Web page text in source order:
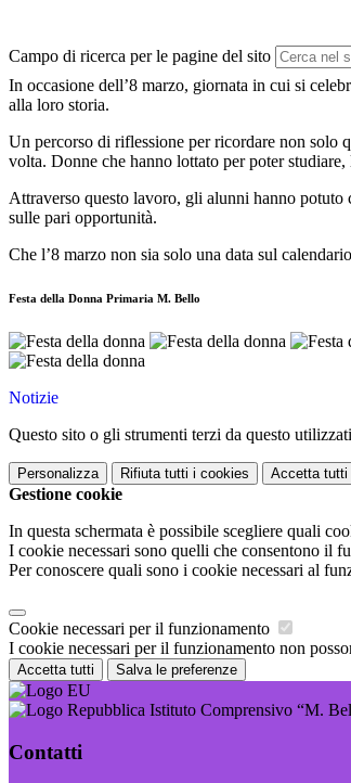
Campo di ricerca per le pagine del sito
In occasione dell’8 marzo, giornata in cui si
alla loro storia.
Un percorso di riflessione per ricordare non solo
volta. Donne che hanno lottato per poter
Attraverso questo lavoro, gli alunni hanno potuto
sulle pari opportunità.
Che l’8 marzo non sia solo una data sul
Festa della Donna Primaria M. Bello
Notizie
Questo sito o gli strumenti terzi da questo
Personalizza Rifiuta tutti i cookies Accetta tutti
Gestione cookie
In questa schermata è possibile scegliere quali
I cookie necessari sono quelli che consentono il
Per conoscere quali sono i cookie necessari al
Cookie necessari per il funzionamento
I cookie necessari per il funzionamento non
Accetta tutti Salva le preferenze
Istituto Comprensivo “M.
Contatti